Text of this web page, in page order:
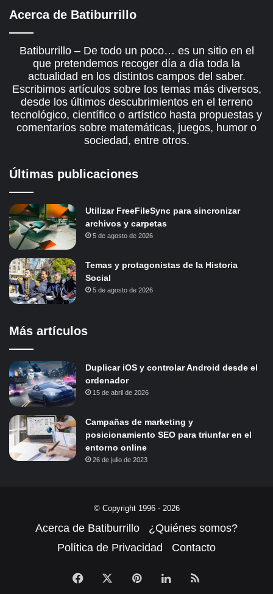
Acerca de Batiburrillo
Batiburrillo – De todo un poco… es un sitio en el
que pretendemos recoger día a día toda la
actualidad en los distintos campos del saber.
Escribimos artículos sobre los temas más diversos,
desde los últimos descubrimientos en el terreno
tecnológico, científico o artístico hasta propuestas y
comentarios sobre matemáticas, juegos, humor o
sociedad, entre otros.
Últimas publicaciones
Utilizar FreeFileSync para sincronizar
archivos y carpetas
5 de agosto de 2026
Temas y protagonistas de la Historia
Social
5 de agosto de 2026
Más artículos
Duplicar iOS y controlar Android desde el
ordenador
15 de abril de 2026
Campañas de marketing y
posicionamiento SEO para triunfar en el
entorno online
26 de julio de 2023
© Copyright 1996 - 2026
Acerca de Batiburrillo
¿Quiénes somos?
Política de Privacidad
Contacto
Facebook PinterestLinkedInRSS